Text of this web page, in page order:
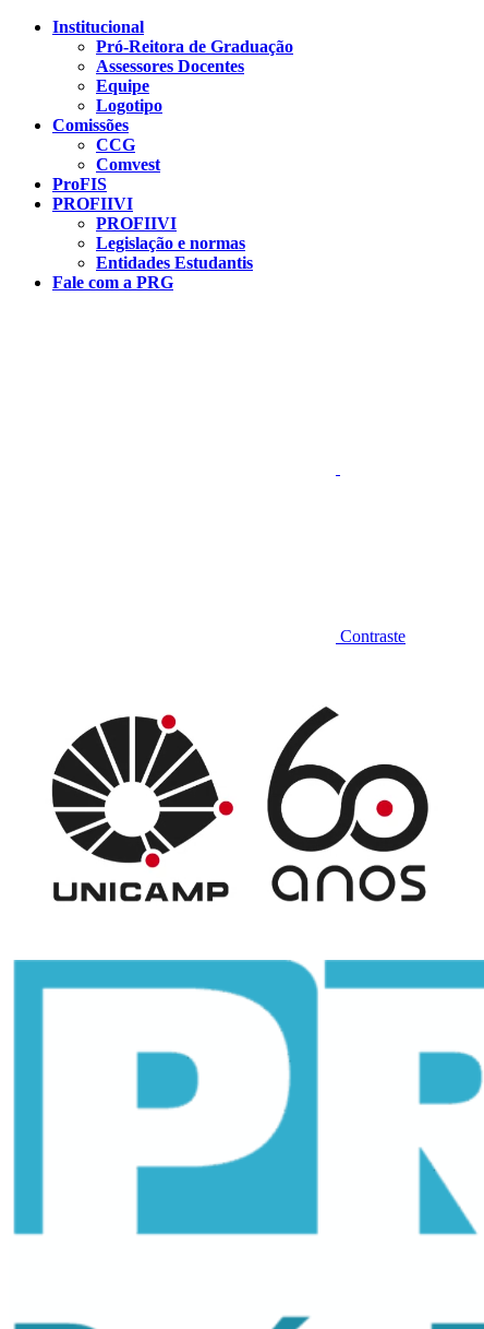
Conteúdo principal
Institucional
Pró-Reitora de Graduação
Assessores Docentes
Equipe
Logotipo
Comissões
CCG
Comvest
ProFIS
PROFIIVI
PROFIIVI
Legislação e normas
Entidades Estudantis
Fale com a PRG
Contraste